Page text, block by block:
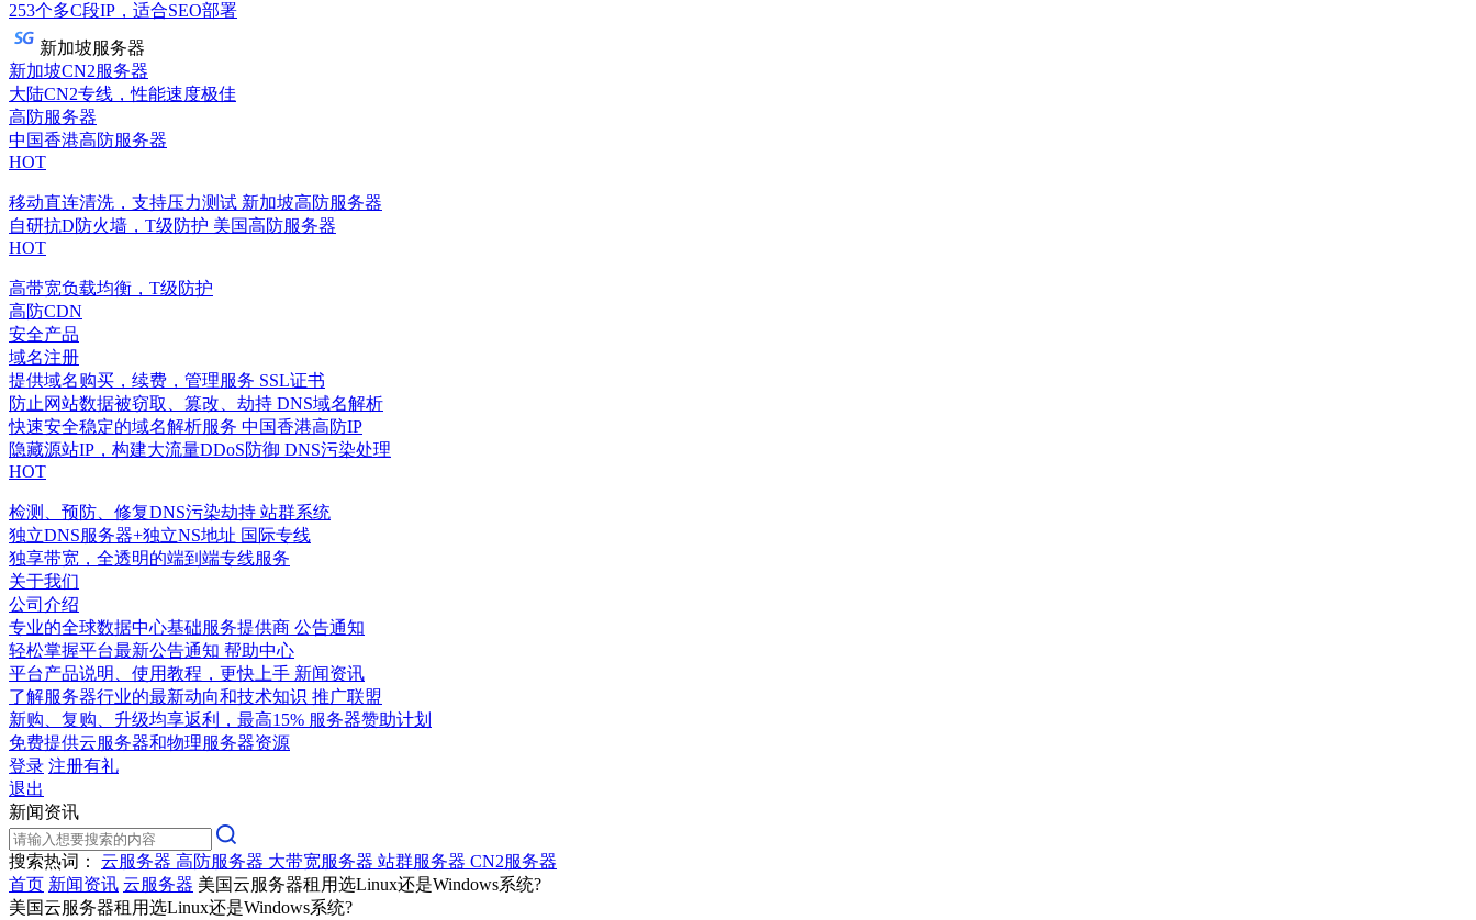
253个多C段IP，适合SEO部署
新加坡服务器
新加坡CN2服务器
大陆CN2专线，性能速度极佳
高防服务器
中国香港高防服务器
HOT
移动直连清洗，支持压力测试 新加坡高防服务器
自研抗D防火墙，T级防护 美国高防服务器
HOT
高带宽负载均衡，T级防护
高防CDN
安全产品
域名注册
提供域名购买，续费，管理服务 SSL证书
防止网站数据被窃取、篡改、劫持 DNS域名解析
快速安全稳定的域名解析服务 中国香港高防IP
隐藏源站IP，构建大流量DDoS防御 DNS污染处理
HOT
检测、预防、修复DNS污染劫持 站群系统
独立DNS服务器+独立NS地址 国际专线
独享带宽，全透明的端到端专线服务
关于我们
公司介绍
专业的全球数据中心基础服务提供商 公告通知
轻松掌握平台最新公告通知 帮助中心
平台产品说明、使用教程，更快上手 新闻资讯
了解服务器行业的最新动向和技术知识 推广联盟
新购、复购、升级均享返利，最高15% 服务器赞助计划
免费提供云服务器和物理服务器资源
登录 注册有礼
退出
新闻资讯
搜索热词： 云服务器 高防服务器 大带宽服务器 站群服务器 CN2服务器
首页 新闻资讯 云服务器 美国云服务器租用选Linux还是Windows系统?
美国云服务器租用选Linux还是Windows系统?